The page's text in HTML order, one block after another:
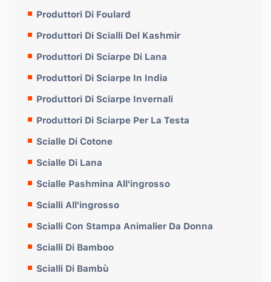
Produttori Di Foulard
Produttori Di Scialli Del Kashmir
Produttori Di Sciarpe Di Lana
Produttori Di Sciarpe In India
Produttori Di Sciarpe Invernali
Produttori Di Sciarpe Per La Testa
Scialle Di Cotone
Scialle Di Lana
Scialle Pashmina All'ingrosso
Scialli All'ingrosso
Scialli Con Stampa Animalier Da Donna
Scialli Di Bamboo
Scialli Di Bambù